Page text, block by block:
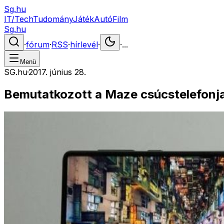
Sg.hu
IT/TechTudományJátékAutóFilm
Sg.hu
·fórum·RSS·hírlevél· ·...
Menü
SG.hu·2017. június 28.
Bemutatkozott a Maze